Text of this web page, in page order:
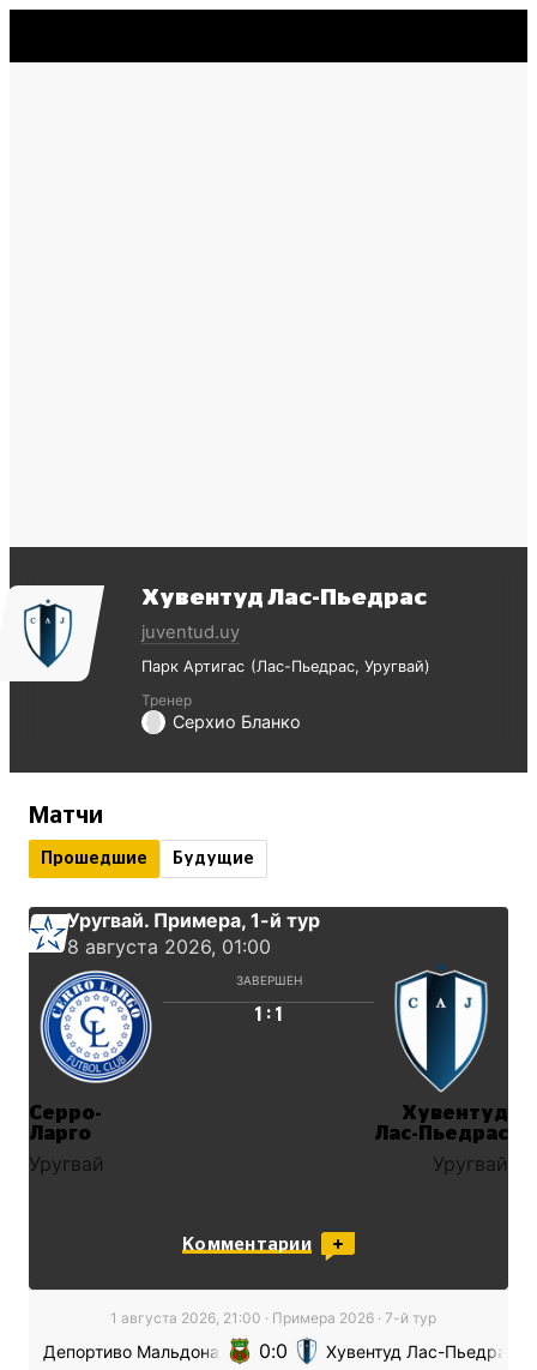
Хувентуд Лас-Пьедрас
juventud.uy
Парк Артигас Лас-Пьедрас Уругвай
Тренер
Серхио Бланко
Матчи
Прошедшие Будущие
Уругвай. Примера, 1-й тур
8 августа 2026, 01:00
ЗАВЕРШЕН
1 : 1
Серро-
Ларго
Уругвай
Хувентуд
Лас-Пьедрас
Уругвай
Комментарии
1 августа 2026, 21:00 · Примера 2026 · 7-й тур
Депортиво Мальдонадо 0 0 Хувентуд Лас-Пьедрас